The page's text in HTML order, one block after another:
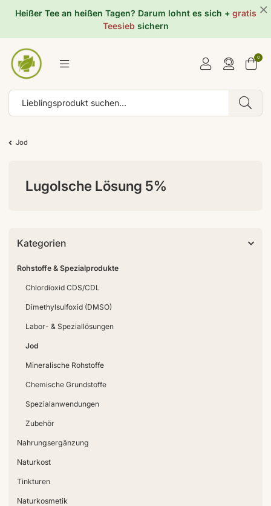
Heißer Tee an heißen Tagen? Darum lohnt es sich + gratis
Teesieb sichern
0
Jod
Lugolsche Lösung 5%
Kategorien
Rohstoffe & Spezialprodukte
Chlordioxid CDS/CDL
Dimethylsulfoxid (DMSO)
Labor- & Speziallösungen
Jod
Mineralische Rohstoffe
Chemische Grundstoffe
Spezialanwendungen
Zubehör
Nahrungsergänzung
Naturkost
Tinkturen
Naturkosmetik